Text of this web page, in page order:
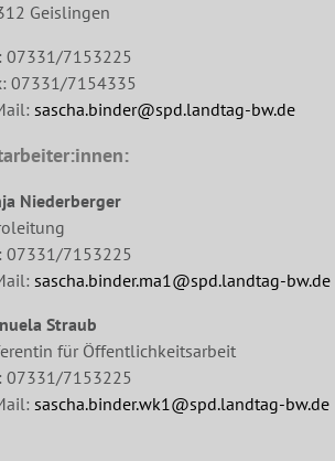
Geislingen
07331/7153225
07331/7154335
sascha.binder@spd.landtag-bw.de
Niederberger
07331/7153225
sascha.binder.ma1@spd.landtag-bw.de
Straub
für Öffentlichkeitsarbeit
07331/7153225
sascha.binder.wk1@spd.landtag-bw.de